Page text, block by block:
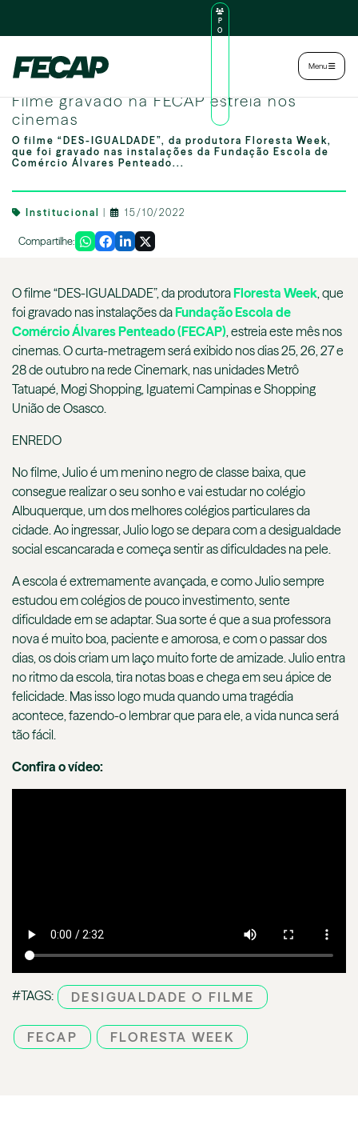
P
O
U
N
Menu
Filme gravado na FECAP estreia nos
cinemas
O filme “DES-IGUALDADE”, da produtora Floresta Week,
que foi gravado nas instalações da Fundação Escola de
Comércio Álvares Penteado...
Institucional 15/10/2022
Compartilhe:
O filme “DES-IGUALDADE”, da produtoraFloresta Week, que
foi gravado nas instalações daFundação Escola de
Comércio Álvares Penteado (FECAP), estreia este mês nos
cinemas. O curta-metragem será exibido nos dias 25, 26, 27 e
28 de outubro na rede Cinemark, nas unidades Metrô
Tatuapé, Mogi Shopping, Iguatemi Campinas e Shopping
União de Osasco.
ENREDO
No filme, Julio é um menino negro de classe baixa, que
consegue realizar o seu sonho e vai estudar no colégio
Albuquerque, um dos melhores colégios particulares da
cidade. Ao ingressar, Julio logo se depara com a desigualdade
social escancarada e começa sentir as dificuldades na pele.
A escola é extremamente avançada, e como Julio sempre
estudou em colégios de pouco investimento, sente
dificuldade em se adaptar. Sua sorte é que a sua professora
nova é muito boa, paciente e amorosa, e com o passar dos
dias, os dois criam um laço muito forte de amizade. Julio entra
no ritmo da escola, tira notas boas e chega em seu ápice de
felicidade. Mas isso logo muda quando uma tragédia
acontece, fazendo-o lembrar que para ele, a vida nunca será
tão fácil.
Confira o vídeo:
#TAGS: DESIGUALDADE O FILME
FECAP FLORESTA WEEK